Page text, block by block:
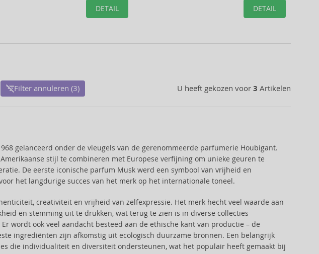
DETAIL DETAIL
U heeft gekozen voor 3 Artikelen
Filter annuleren (3)
gelanceerd onder de vleugels van de gerenommeerde parfumerie Houbigant.
stijl te combineren met Europese verfijning om unieke geuren te
De eerste iconische parfum Musk werd een symbool van vrijheid en
het langdurige succes van het merk op het internationale toneel.
creativiteit en vrijheid van zelfexpressie. Het merk hecht veel waarde aan
en stemming uit te drukken, wat terug te zien is in diverse collecties
wordt ook veel aandacht besteed aan de ethische kant van productie – de
ingrediënten zijn afkomstig uit ecologisch duurzame bronnen. Een belangrijk
die individualiteit en diversiteit ondersteunen, wat het populair heeft gemaakt bij